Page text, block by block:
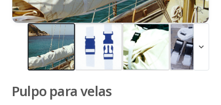
expand_more
zoom_in
Pulpo para velas